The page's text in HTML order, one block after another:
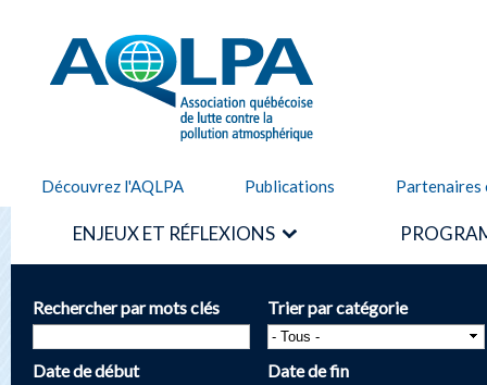
AQLPA
Découvrez l'AQLPA Publications Partenaires
ENJEUX ET RÉFLEXIONS
Rechercher par mots clés Trier par catégorie
Date de début
Date de fin